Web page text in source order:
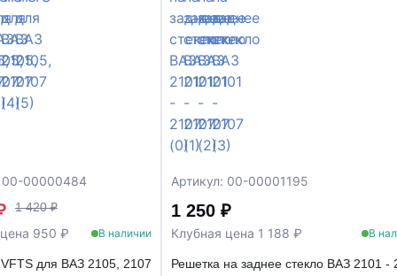
00-00000484
1 420 ₽
950 ₽ В наличии
для ВАЗ 2105, 2107
Артикул: 00-00001195
1 250 ₽
Клубная цена 1 188 ₽ В
Решетка на заднее стекло ВАЗ 2101 -